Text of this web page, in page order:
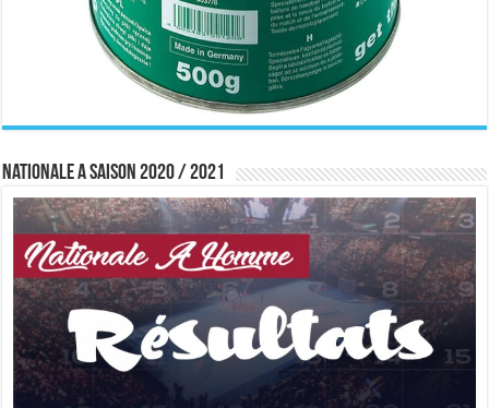
Nationale A saison 2020 / 2021